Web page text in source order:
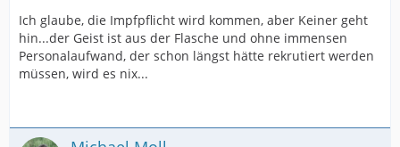
Ich glaube, die Impfpflicht wird kommen, aber Keiner geht
hin...der Geist ist aus der Flasche und ohne immensen
Personalaufwand, der schon längst hätte rekrutiert werden
müssen, wird es nix...